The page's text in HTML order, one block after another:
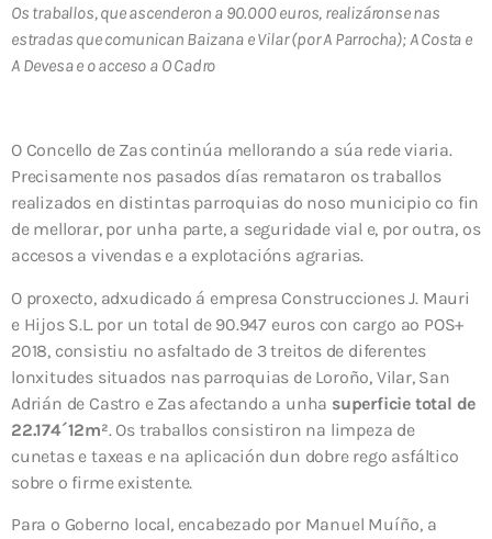
Os traballos, que ascenderon a 90.000 euros, realizáronse nas
estradas que comunican Baizana e Vilar (por A Parrocha); A Costa e
A Devesa e o acceso a O Cadro
O Concello de Zas continúa mellorando a súa rede viaria.
Precisamente nos pasados días remataron os traballos
realizados en distintas parroquias do noso municipio co fin
de mellorar, por unha parte, a seguridade vial e, por outra, os
accesos a vivendas e a explotacións agrarias.
O proxecto, adxudicado á empresa Construcciones J. Mauri
e Hijos S.L. por un total de 90.947 euros con cargo ao POS+
2018, consistiu no asfaltado de 3 treitos de diferentes
lonxitudes situados nas parroquias de Loroño, Vilar, San
Adrián de Castro e Zas afectando a unha superficie total de
22.174´12m². Os traballos consistiron na limpeza de
cunetas e taxeas e na aplicación dun dobre rego asfáltico
sobre o firme existente.
Para o Goberno local, encabezado por Manuel Muíño, a